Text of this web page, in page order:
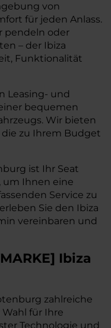
von
für jeden Anlass.
pendeln oder
– der Ibiza
Funktionalität
Leasing- und
bequemen
Wir bieten
zu Ihrem Budget
ist Ihr Seat
um Ihnen eine
Service zu
Sie den Ibiza
vereinbaren und
MARKE] Ibiza
zahlreiche
für Ihre
Technologie und